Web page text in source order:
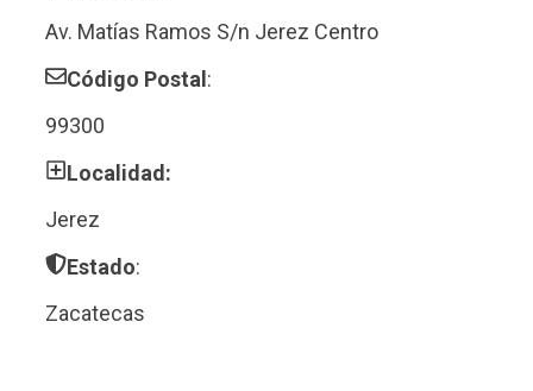
Av. Matías Ramos S/n Jerez Centro
Código Postal:
99300
Localidad:
Jerez
Estado:
Zacatecas